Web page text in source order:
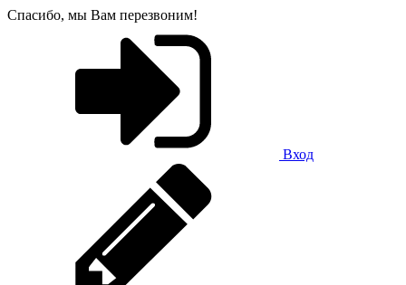
Спасибо, мы Вам перезвоним!
Вход